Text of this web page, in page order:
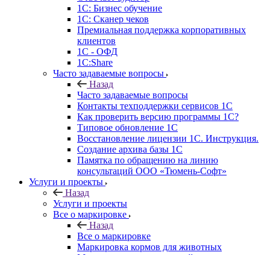
1С: Бизнес обучение
1С: Сканер чеков
Премиальная поддержка корпоративных
клиентов
1С - ОФД
1С:Share
Часто задаваемые вопросы
Назад
Часто задаваемые вопросы
Контакты техподдержки сервисов 1С
Как проверить версию программы 1С?
Типовое обновление 1С
Восстановление лицензии 1С. Инструкция.
Создание архива базы 1С
Памятка по обращению на линию
консультаций ООО «Тюмень-Софт»
Услуги и проекты
Назад
Услуги и проекты
Все о маркировке
Назад
Все о маркировке
Маркировка кормов для животных